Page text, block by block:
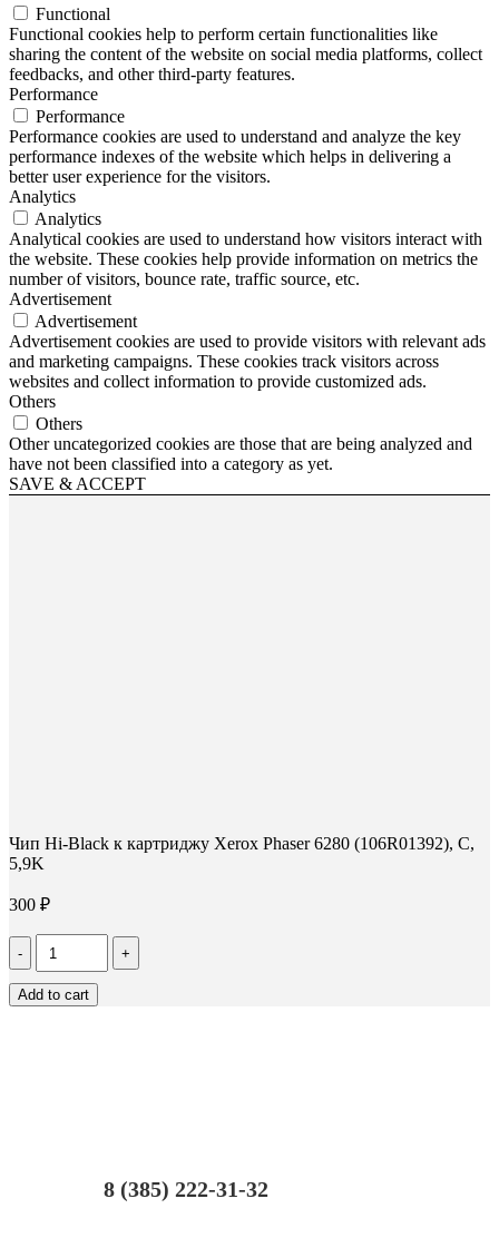
Functional
Functional cookies help to perform certain functionalities like
sharing the content of the website on social media platforms, collect
feedbacks, and other third-party features.
Performance
Performance
Performance cookies are used to understand and analyze the key
performance indexes of the website which helps in delivering a
better user experience for the visitors.
Analytics
Analytics
Analytical cookies are used to understand how visitors interact with
the website. These cookies help provide information on metrics the
number of visitors, bounce rate, traffic source, etc.
Advertisement
Advertisement
Advertisement cookies are used to provide visitors with relevant ads
and marketing campaigns. These cookies track visitors across
websites and collect information to provide customized ads.
Others
Others
Other uncategorized cookies are those that are being analyzed and
have not been classified into a category as yet.
SAVE & ACCEPT
Чип Hi-Black к картриджу Xerox Phaser 6280 (106R01392), C,
5,9K
300 ₽
Количество
Чип
Hi-
Black
Add to cart
8 (385) 222-31-32